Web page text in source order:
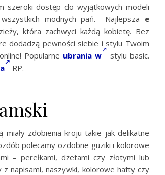
szeroki dostęp do wyjątkowych modeli
modnych pań. Najlepsza e
która zachwyci każdą kobietę. Bez
dodadzą pewności siebie i stylu Twoim
online! Popularne ubrania w
stylu basic.
RP.
miały zdobienia kroju takie jak delikatne
polecamy ozdobne guziki i kolorowe
– perełkami, dżetami czy złotymi lub
napisami, naszywki, kolorowe hafty czy